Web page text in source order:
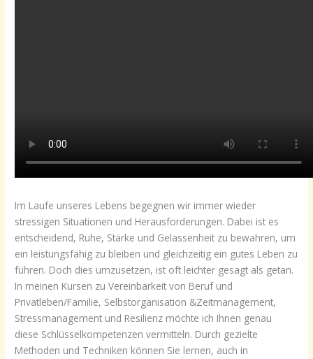
Im Laufe unseres Lebens begegnen wir immer wieder
stressigen Situationen und Herausforderungen. Dabei ist es
entscheidend, Ruhe, Stärke und Gelassenheit zu bewahren, um
ein leistungsfähig zu bleiben und gleichzeitig ein gutes Leben zu
führen. Doch dies umzusetzen, ist oft leichter gesagt als getan.
In meinen Kursen zu Vereinbarkeit von Beruf und
Privatleben/Familie, Selbstorganisation &Zeitmanagement,
Stressmanagement und Resilienz möchte ich Ihnen genau
diese Schlüsselkompetenzen vermitteln. Durch gezielte
Methoden und Techniken können Sie lernen, auch in